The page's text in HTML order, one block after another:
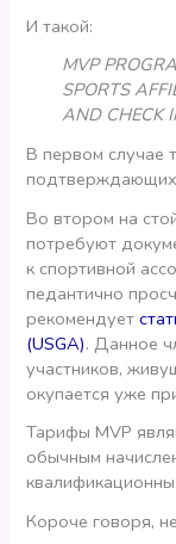
И такой:
MVP
SPORTS
AND CHECK
В первом случае
подтверждающих
Во втором на
потребуют
к спортивной
педантично
рекомендует
(USGA). Данное
участников,
окупается уже
Тарифы MVP
обычным
Короче говоря,